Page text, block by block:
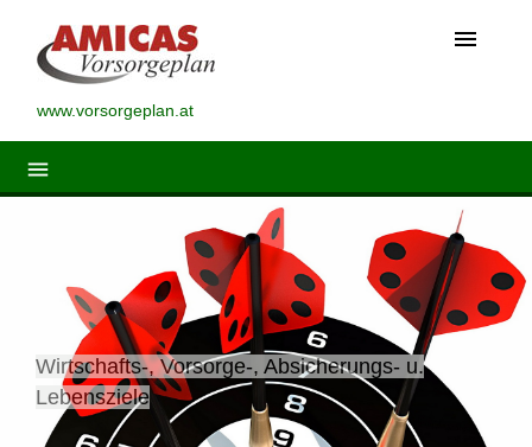
menu
www.vorsorgeplan.at
menu
Wirtschafts-, Vorsorge-, Absicherungs- u.
Lebensziele